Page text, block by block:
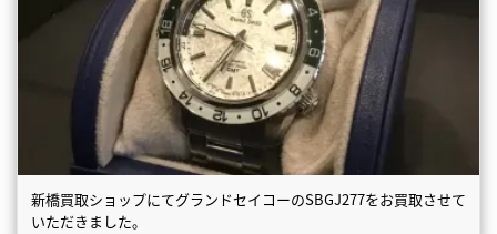
新橋買取ショップにてグランドセイコーのSBGJ277をお買取させて
いただきました。